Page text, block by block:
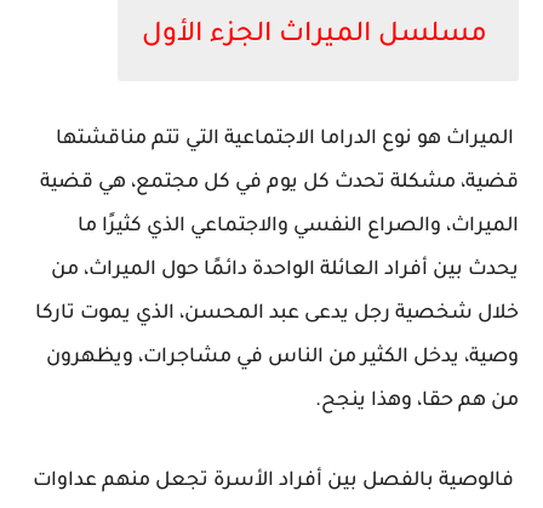
مسلسل الميراث الجزء الأول
الميراث هو نوع الدراما الاجتماعية التي تتم مناقشتها
قضية، مشكلة تحدث كل يوم في كل مجتمع، هي قضية
الميراث، والصراع النفسي والاجتماعي الذي كثيرًا ما
يحدث بين أفراد العائلة الواحدة دائمًا حول الميراث، من
خلال شخصية رجل يدعى عبد المحسن، الذي يموت تاركا
وصية، يدخل الكثير من الناس في مشاجرات، ويظهرون
من هم حقا، وهذا ينجح.
فالوصية بالفصل بين أفراد الأسرة تجعل منهم عداوات